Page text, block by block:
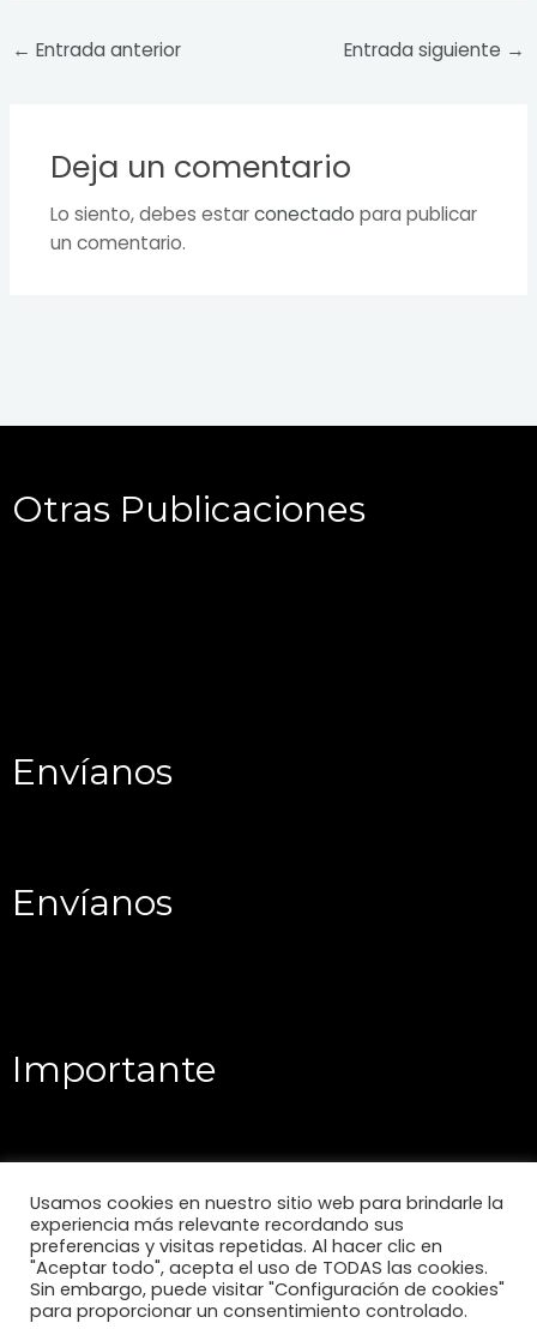
← Entrada anterior Entrada siguiente →
Deja un comentario
Lo siento, debes estarconectado para publicar
un comentario.
Otras Publicaciones
Envíanos
Envíanos
Importante
Usamos cookies en nuestro sitio web para brindarle la
experiencia más relevante recordando sus
preferencias y visitas repetidas. Al hacer clic en
"Aceptar todo", acepta el uso de TODAS las cookies.
Sin embargo, puede visitar "Configuración de cookies"
para proporcionar un consentimiento controlado.